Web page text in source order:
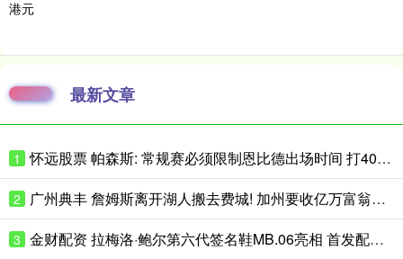
最新文章
1 怀远股票 帕森斯: 常规赛必须限制恩比德出场时间 打40场&每场25分钟就行了
2 广州典丰 詹姆斯离开湖人搬去费城! 加州要收亿万富翁税, 搬走也白搭?
3 金财配资 拉梅洛·鲍尔第六代签名鞋MB.06亮相 首发配色将于近日小面积发售